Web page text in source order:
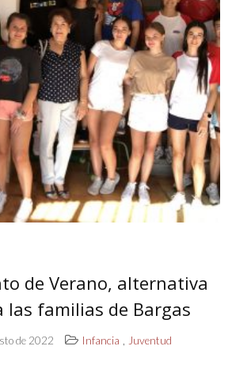
de Verano, alternativa
las familias de Bargas
de 2022 Infancia , Juventud